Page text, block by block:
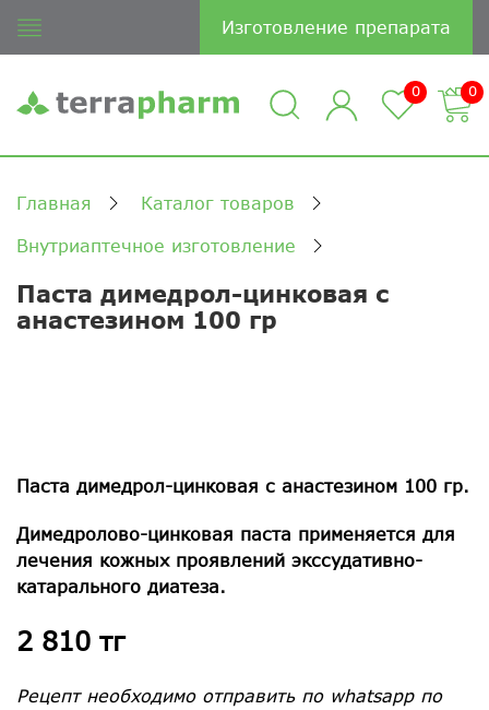
Изготовление препарата
0 0
Главная Каталог товаров
Внутриаптечное изготовление
Паста димедрол-цинковая с
анастезином 100 гр
Паста димедрол-цинковая с анастезином 100 гр.
Димедролово-цинковая паста применяется для
лечения кожных проявлений экссудативно-
катарального диатеза.
2 810 тг
Рецепт необходимо отправить по whatsapp по